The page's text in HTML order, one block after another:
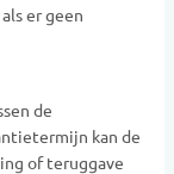
er geen
de
kan de
of teruggave